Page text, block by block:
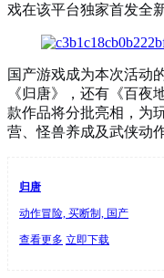
戏在该平台独家首发全
国产游戏成为本次活动
《归唐》，还有《百夜
款作品将分批亮相，为
营、怪兽养成及武侠动
归唐
动作冒险, 买断制, 国产
查看更多 立即下载